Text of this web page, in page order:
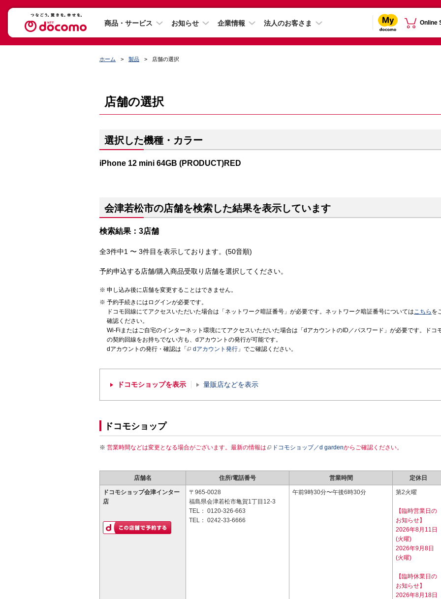
商品・サービス お知らせ 企業情報 法人のお客さま Online
ホーム 製品 店舗の選択
店舗の選択
選択した機種・カラー
iPhone 12 mini 64GB (PRODUCT)RED
会津若松市の店舗を検索した結果を表示しています
検索結果：3店舗
全3件中1 〜 3件目を表示しております。(50音順)
予約申込する店舗/購入商品受取り店舗を選択してください。
申し込み後に店舗を変更することはできません。
予約手続きにはログインが必要です。
ドコモ回線にてアクセスいただいた場合は「ネットワーク暗証番号」が必要です。ネットワーク暗証番号についてはこちら を
確認ください。
Wi-Fiまたはご自宅のインターネット環境にてアクセスいただいた場合は「dアカウントのID／パスワード」が必要です。ドコ
の契約回線をお持ちでない方も、dアカウントの発行が可能です。
dアカウントの発行・確認は「
dアカウント発行 」でご確認ください。
ドコモショップを表示 量販店などを表示
ドコモショップ
営業時間などは変更となる場合がございます。最新の情報は ドコモショップ／d gardenからご確認ください。
店舗名 住所/電話番号 営業時間 定休日
ドコモショップ会津インター
店
〒965-0028
福島県会津若松市亀賀1丁目12-3
TEL： 0120-326-663
TEL： 0242-33-6666
午前9時30分〜午後6時30分 第2火曜
【臨時営業日の
お知らせ】
2026年8月11日
(火曜)
2026年9月8日
(火曜)
【臨時休業日の
お知らせ】
2026年8月18日